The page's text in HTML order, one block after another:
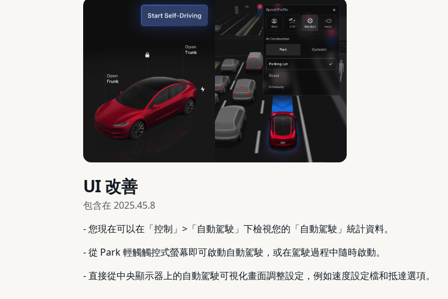
UI 改善
包含在 2025.45.8
- 您現在可以在「控制」>「自動駕駛」下檢視您的「自動駕駛」統計資料。
- 從 Park 輕觸觸控式螢幕即可啟動自動駕駛，或在駕駛過程中隨時啟動。
- 直接從中央顯示器上的自動駕駛可視化畫面調整設定，例如速度設定檔和抵達選項。